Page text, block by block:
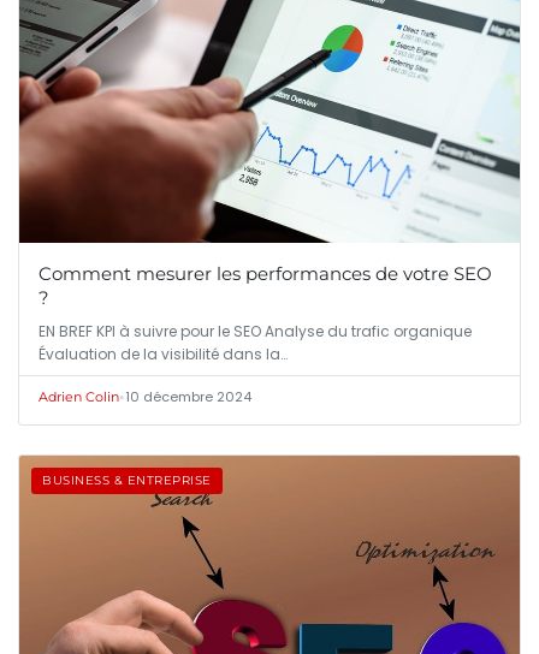
Comment mesurer les performances de votre SEO
?
EN BREF KPI à suivre pour le SEO Analyse du trafic organique
Évaluation de la visibilité dans la…
Adrien Colin•10 décembre 2024
BUSINESS & ENTREPRISE